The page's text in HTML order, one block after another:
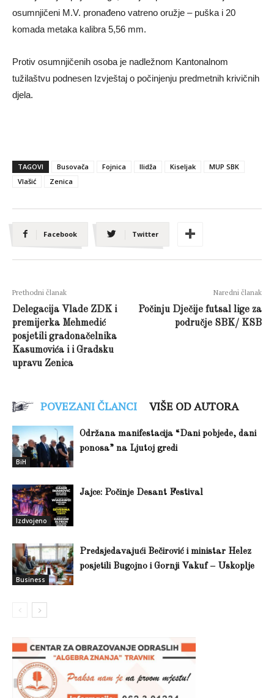
osumnjičeni M.V. pronađeno vatreno oružje – puška i 20
komada metaka kalibra 5,56 mm.
Protiv osumnjičenih osoba je nadležnom Kantonalnom
tužilaštvu podnesen Izvještaj o počinjenju predmetnih krivičnih
djela.
TAGOVI Busovača Fojnica Ilidža Kiseljak
MUP SBK
Vlašić
Zenica
Facebook Twitter
Prethodni članak
Delegacija Vlade ZDK i
premijerka Mehmedić
posjetili gradonačelnika
Kasumovića i i Gradsku
upravu Zenica
Naredni članak
Počinju Dječije futsal lige za
područje SBK/ KSB
POVEZANI ČLANCI VIŠE OD AUTORA
BiH
Održana manifestacija “Dani pobjede, dani
ponosa” na Ljutoj gredi
Izdvojeno
Jajce: Počinje Desant Festival
Business
Predsjedavajući Bečirović i ministar Helez
posjetili Bugojno i Gornji Vakuf – Uskoplje